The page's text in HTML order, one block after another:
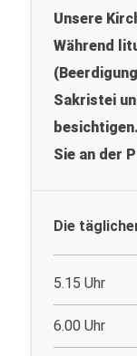
Unsere
Während
Sakristei
Sie an der
Die
5.15 Uhr
6.00 Uhr